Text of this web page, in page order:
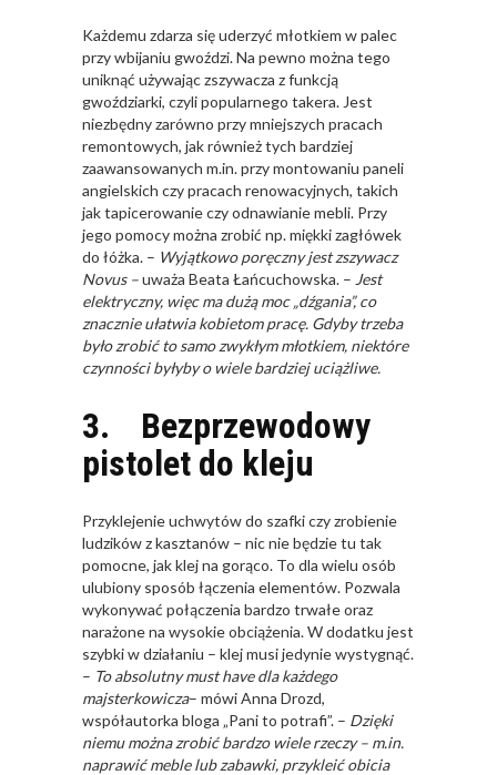
Każdemu zdarza się uderzyć młotkiem w palec
przy wbijaniu gwoździ. Na pewno można tego
uniknąć używając zszywacza z funkcją
gwoździarki, czyli popularnego takera. Jest
niezbędny zarówno przy mniejszych pracach
remontowych, jak również tych bardziej
zaawansowanych m.in. przy montowaniu paneli
angielskich czy pracach renowacyjnych, takich
jak tapicerowanie czy odnawianie mebli. Przy
jego pomocy można zrobić np. miękki zagłówek
do łóżka. – Wyjątkowo poręczny jest zszywacz
Novus –uważa Beata Łańcuchowska. – Jest
elektryczny, więc ma dużą moc „dźgania”, co
znacznie ułatwia kobietom pracę. Gdyby trzeba
było zrobić to samo zwykłym młotkiem, niektóre
czynności byłyby o wiele bardziej uciążliwe.
3. Bezprzewodowy
pistolet do kleju
Przyklejenie uchwytów do szafki czy zrobienie
ludzików z kasztanów – nic nie będzie tu tak
pomocne, jak klej na gorąco. To dla wielu osób
ulubiony sposób łączenia elementów. Pozwala
wykonywać połączenia bardzo trwałe oraz
narażone na wysokie obciążenia. W dodatku jest
szybki w działaniu – klej musi jedynie wystygnąć.
– To absolutny must have dla każdego
majsterkowicza– mówi Anna Drozd,
współautorka bloga „Pani to potrafi”. – Dzięki
niemu można zrobić bardzo wiele rzeczy – m.in.
naprawić meble lub zabawki, przykleić obicia